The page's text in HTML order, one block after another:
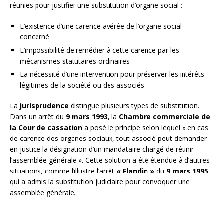
réunies pour justifier une substitution d’organe social :
L’existence d’une carence avérée de l’organe social
concerné
L’impossibilité de remédier à cette carence par les
mécanismes statutaires ordinaires
La nécessité d’une intervention pour préserver les intérêts
légitimes de la société ou des associés
La jurisprudence distingue plusieurs types de substitution.
Dans un arrêt du 9 mars 1993, la Chambre commerciale de
la Cour de cassation a posé le principe selon lequel « en cas
de carence des organes sociaux, tout associé peut demander
en justice la désignation d’un mandataire chargé de réunir
l’assemblée générale ». Cette solution a été étendue à d’autres
situations, comme l’illustre l’arrêt « Flandin » du 9 mars 1995
qui a admis la substitution judiciaire pour convoquer une
assemblée générale.